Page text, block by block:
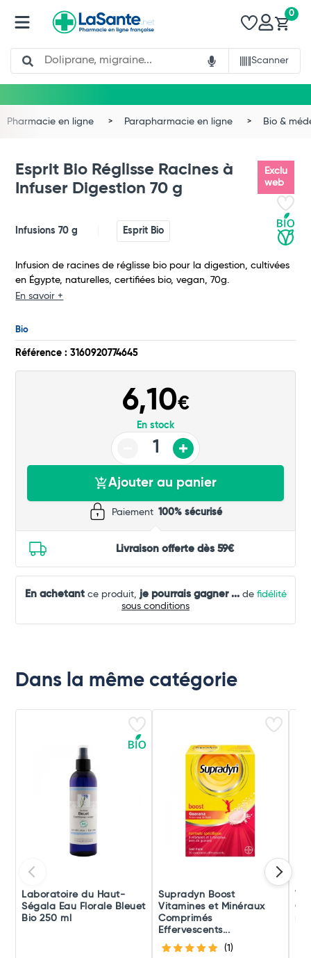
Search
Scanner
0
Total
Pharmacie en ligne Parapharmacie en ligne Bio &
Exclu
web
Esprit Bio Réglisse Racines à
Infuser Digestion 70 g
Infusions 70 g Esprit Bio
Infusion de racines de réglisse bio pour la digestion, cultivées
en Égypte, naturelles, certifiées bio, vegan, 70g.
En savoir +
Bio
Référence : 3160920774645
6,10€
En stock
Ajouter au panier
Paiement 100% sécurisé
Livraison offerte dès 59€
En achetantce produit, je pourrais gagner ...de fidélité
sous conditions
Dans la même catégorie
Laboratoire du Haut-
Ségala Eau Florale Bleuet
Bio 250 ml
Supradyn Boost
Vitamines et Minéraux
Comprimés
Effervescents...
(1)